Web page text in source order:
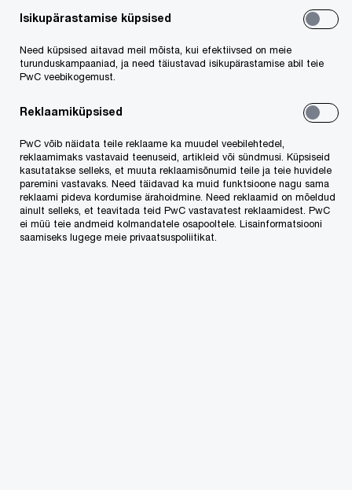
just nimelt intellektuaalse omandi valdkonnale, sh
kaubamärkide registreerimise ja vaidluste
lahendamise ning filmi- ja muusikatööstusega
seotud küsimustele.
Keeled: eesti, inglise
Liikmesus ja haridus
Magistrikraad õigusteaduses, Tartu Ülikool
Isikupärastamise küpsised
Need küpsised aitavad meil mõista, kui efektiivsed on meie
turunduskampaaniad, ja need täiustavad isikupärastamise abil teie
PwC veebikogemust.
Reklaamiküpsised
PwC võib näidata teile reklaame ka muudel veebilehtedel,
reklaamimaks vastavaid teenuseid, artikleid või sündmusi. Küpsiseid
kasutatakse selleks, et muuta reklaamisõnumid teile ja teie huvidele
paremini vastavaks. Need täidavad ka muid funktsioone nagu sama
reklaami pideva kordumise ärahoidmine. Need reklaamid on mõeldud
ainult selleks, et teavitada teid PwC vastavatest reklaamidest. PwC
ei müü teie andmeid kolmandatele osapooltele. Lisainformatsiooni
saamiseks lugege meie privaatsuspoliitikat.